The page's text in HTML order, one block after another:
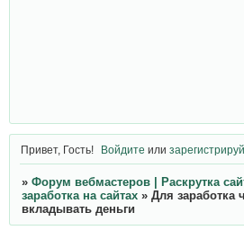
Привет, Гость! Войдите или
» Форум вебмастеров | Раскрутка
заработка на сайтах » Для заработка
вкладывать деньги